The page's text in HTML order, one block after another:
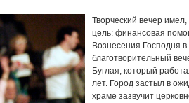
Творческий вечер
цель: финансовая
Вознесения Господня
благотворительный
Буглая, который
лет. Город застыл в
храме зазвучит